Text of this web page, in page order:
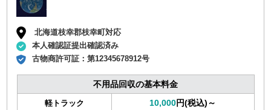
北海道枝幸郡枝幸町対応
本人確認証提出確認済み
古物商許可証：第12345678912号
不用品回収の基本料金
軽トラック 10,000円(税込)～